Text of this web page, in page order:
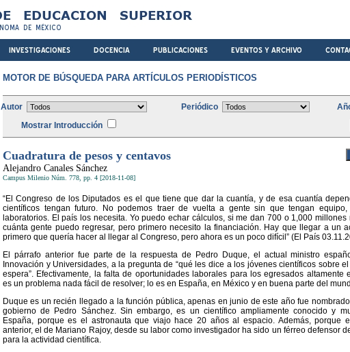
MOTOR DE BÚSQUEDA PARA ARTÍCULOS PERIODÍSTICOS
Autor Periódico
Mostrar Introducción
Cuadratura de pesos y centavos
Alejandro Canales Sánchez
Campus Milenio Núm. 778, pp. 4 [2018-11-08]
“El Congreso de los Diputados es el que tiene que dar la cuantía, y de esa cuantía
científicos tengan futuro. No podemos traer de vuelta a gente sin que tengan equipo,
laboratorios. El país los necesita. Yo puedo echar cálculos, si me dan 700 o 1,000 millones
cuánta gente puedo regresar, pero primero necesito la financiación. Hay que llegar a un
primero que quería hacer al llegar al Congreso, pero ahora es un poco difícil” (El País
El párrafo anterior fue parte de la respuesta de Pedro Duque, el actual ministro
Innovación y Universidades, a la pregunta de “qué les dice a los jóvenes científicos sobre
espera”. Efectivamente, la falta de oportunidades laborales para los egresados altamente
es un problema nada fácil de resolver; lo es en España, en México y en buena parte del
Duque es un recién llegado a la función pública, apenas en junio de este año fue nombrado
gobierno de Pedro Sánchez. Sin embargo, es un científico ampliamente conocido y
España, porque es el astronauta que viajo hace 20 años al espacio. Además, porque
anterior, el de Mariano Rajoy, desde su labor como investigador ha sido un férreo defensor
para la actividad científica.